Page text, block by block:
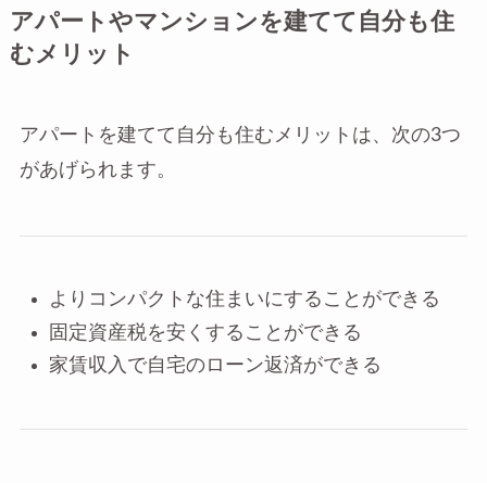
アパートやマンションを建てて自分も住
むメリット
アパートを建てて自分も住むメリットは、次の3つ
があげられます。
よりコンパクトな住まいにすることができる
固定資産税を安くすることができる
家賃収入で自宅のローン返済ができる